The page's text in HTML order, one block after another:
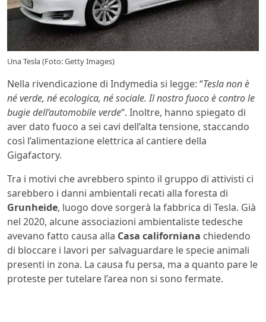
Una Tesla (Foto: Getty Images)
Nella rivendicazione di Indymedia si legge: “Tesla non è
né verde, né ecologica, né sociale. Il nostro fuoco è contro le
bugie dell’automobile verde“. Inoltre, hanno spiegato di
aver dato fuoco a sei cavi dell’alta tensione, staccando
così l’alimentazione elettrica al cantiere della
Gigafactory.
Tra i motivi che avrebbero spinto il gruppo di attivisti ci
sarebbero i danni ambientali recati alla foresta di
Grunheide, luogo dove sorgerà la fabbrica di Tesla. Già
nel 2020, alcune associazioni ambientaliste tedesche
avevano fatto causa alla Casa californiana chiedendo
di bloccare i lavori per salvaguardare le specie animali
presenti in zona. La causa fu persa, ma a quanto pare le
proteste per tutelare l’area non si sono fermate.